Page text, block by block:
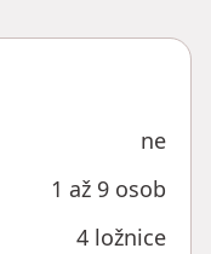
ne
1 až 9 osob
4 ložnice